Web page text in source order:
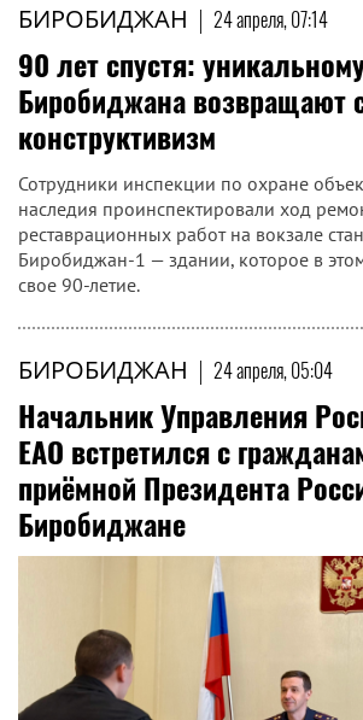
БИРОБИДЖАН | 24 апреля, 07:14
90 лет спустя:
Биробиджана возвращают
конструктивизм
Сотрудники инспекции по охране
наследия проинспектировали ход
реставрационных работ на вокзале
Биробиджан-1 — здании, которое в
свое 90-летие.
БИРОБИДЖАН | 24 апреля, 05:04
Начальник Управления
ЕАО встретился с
приёмной Президента
Биробиджане